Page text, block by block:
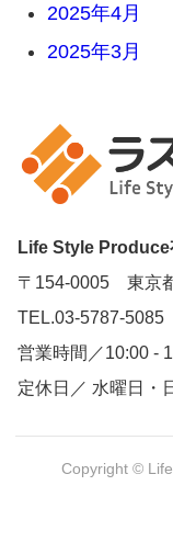
2025年4月
2025年3月
Life Style Produce
〒154-0005 東京
TEL.03-5787-
営業時間／10:00
定休日／ 水曜日・
Copyright ©